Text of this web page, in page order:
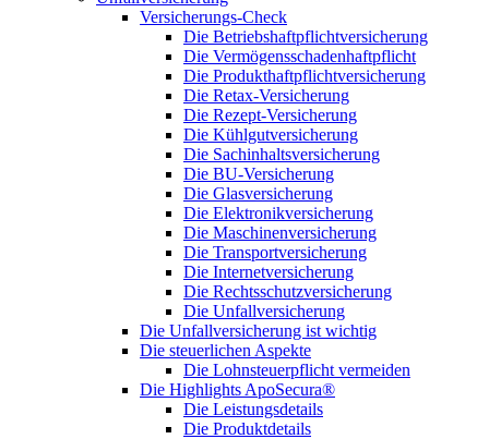
Versicherungs-Check
Die Betriebshaftpflichtversicherung
Die Vermögensschadenhaftpflicht
Die Produkthaftpflichtversicherung
Die Retax-Versicherung
Die Rezept-Versicherung
Die Kühlgutversicherung
Die Sachinhaltsversicherung
Die BU-Versicherung
Die Glasversicherung
Die Elektronikversicherung
Die Maschinenversicherung
Die Transportversicherung
Die Internetversicherung
Die Rechtsschutzversicherung
Die Unfallversicherung
Die Unfallversicherung ist wichtig
Die steuerlichen Aspekte
Die Lohnsteuerpflicht vermeiden
Die Highlights ApoSecura®
Die Leistungsdetails
Die Produktdetails